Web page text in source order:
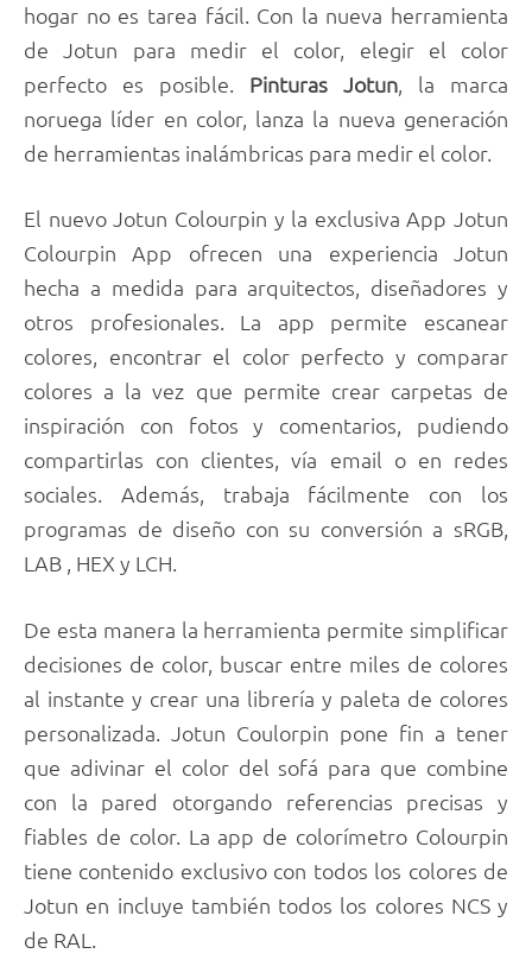
hogar no es tarea fácil. Con la nueva herramienta
de Jotun para medir el color, elegir el color
perfecto es posible. Pinturas Jotun, la marca
noruega líder en color, lanza la nueva generación
de herramientas inalámbricas para medir el color.
El nuevo Jotun Colourpin y la exclusiva App Jotun
Colourpin App ofrecen una experiencia Jotun
hecha a medida para arquitectos, diseñadores y
otros profesionales. La app permite escanear
colores, encontrar el color perfecto y comparar
colores a la vez que permite crear carpetas de
inspiración con fotos y comentarios, pudiendo
compartirlas con clientes, vía email o en redes
sociales. Además, trabaja fácilmente con los
programas de diseño con su conversión a sRGB,
LAB , HEX y LCH.
De esta manera la herramienta permite simplificar
decisiones de color, buscar entre miles de colores
al instante y crear una librería y paleta de colores
personalizada. Jotun Coulorpin pone fin a tener
que adivinar el color del sofá para que combine
con la pared otorgando referencias precisas y
fiables de color. La app de colorímetro Colourpin
tiene contenido exclusivo con todos los colores de
Jotun en incluye también todos los colores NCS y
de RAL.